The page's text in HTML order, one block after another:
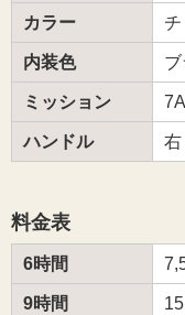
カラー チ
内装色
ミッション
ハンドル 右
料金表
6時間
9時間